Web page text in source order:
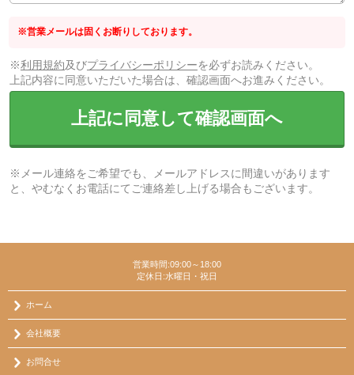
※営業メールは固くお断りしております。
※利用規約及びプライバシーポリシーを必ずお読みください。
上記内容に同意いただいた場合は、確認画面へお進みください。
上記に同意して確認画面へ
※メール連絡をご希望でも、メールアドレスに間違いがあります
と、やむなくお電話にてご連絡差し上げる場合もございます。
営業時間:09:00～18:00
定休日:水曜日・祝日
ホーム
会社概要
お問合せ